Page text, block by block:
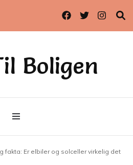
Boligen
fakta: Er elbiler og solceller virkelig det